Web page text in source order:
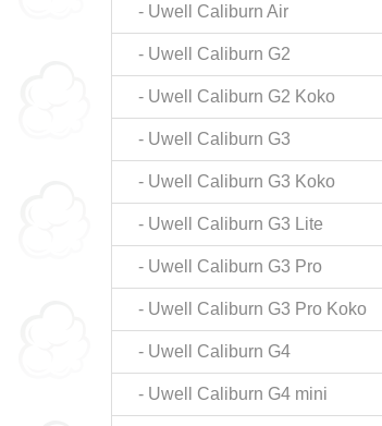
- Uwell Caliburn Air
- Uwell Caliburn G2
- Uwell Caliburn G2 Koko
- Uwell Caliburn G3
- Uwell Caliburn G3 Koko
- Uwell Caliburn G3 Lite
- Uwell Caliburn G3 Pro
- Uwell Caliburn G3 Pro Koko
- Uwell Caliburn G4
- Uwell Caliburn G4 mini